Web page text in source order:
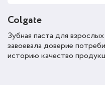
Colgate
Зубная паста для
завоевала доверие
историю качество